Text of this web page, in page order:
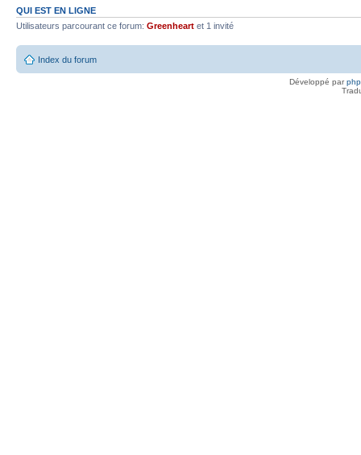
QUI EST EN LIGNE
Utilisateurs parcourant ce forum: Greenheart et 1 invité
Index du forum
Développé par